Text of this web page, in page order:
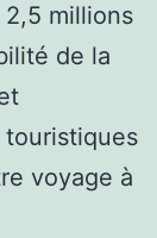
millions
de la
touristiques
voyage à